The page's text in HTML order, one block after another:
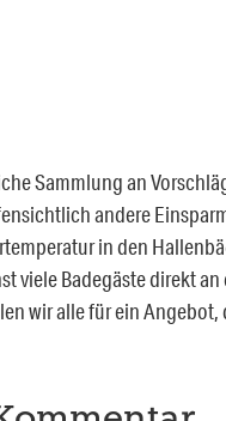
Sammlung an
andere
in den
viele Badegäste direkt
wir alle für ein